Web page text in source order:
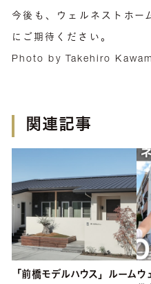
今後も、ウェルネストホー
にご期待ください。
Photo by Takehiro
関連記事
「前橋モデルハウス」ルーム ウ